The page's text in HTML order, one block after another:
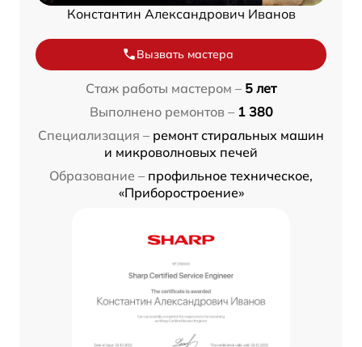
Константин Александрович Иванов
Вызвать мастера
Стаж работы мастером – 5 лет
Выполнено ремонтов – 1 380
Специализация – ремонт стиральных машин
и микроволновых печей
Образование – профильное техническое,
«Приборостроение»